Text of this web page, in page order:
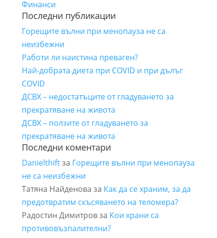
Финанси
Последни публикации
Горещите вълни при менопауза не са
неизбежни
Работи ли наистина преваген?
Най-добрата диета при COVID и при дълъг
COVID
ДСВХ – недостатъците от гладуването за
прекратяване на живота
ДСВХ – ползите от гладуването за
прекратяване на живота
Последни коментари
Danielthiftза Горещите вълни при менопауза
не са неизбежни
Татяна Найденова за Как да се храним, за да
предотвратим скъсяването на теломера?
Радостин Димитровза Кои храни са
противовъзпалителни?